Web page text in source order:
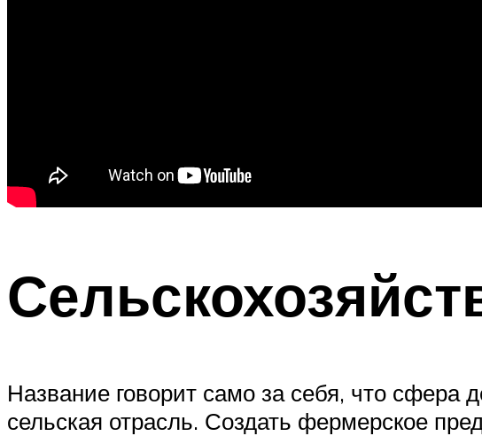
Название говорит само за себя, что сфера
сельская отрасль. Создать фермерское